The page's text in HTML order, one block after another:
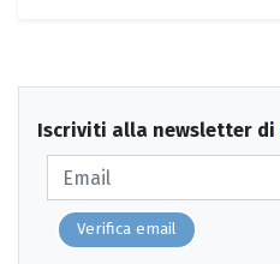
Iscriviti alla newsletter di
Verifica email